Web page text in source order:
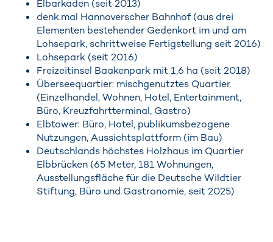
Elbarkaden (seit 2013)
denk.mal Hannoverscher Bahnhof (aus drei
Elementen bestehender Gedenkort im und am
Lohsepark, schrittweise Fertigstellung seit 2016)
Lohsepark (seit 2016)
Freizeitinsel Baakenpark mit 1,6 ha (seit 2018)
Überseequartier: mischgenutztes Quartier
(Einzelhandel, Wohnen, Hotel, Entertainment,
Büro, Kreuzfahrtterminal, Gastro)
Elbtower: Büro, Hotel, publikumsbezogene
Nutzungen, Aussichtsplattform (im Bau)
Deutschlands höchstes Holzhaus im Quartier
Elbbrücken (65 Meter, 181 Wohnungen,
Ausstellungsfläche für die Deutsche Wildtier
Stiftung, Büro und Gastronomie, seit 2025)